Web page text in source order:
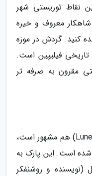
نقاط توریستی شهر
معروف و خیره
کنید. گردش در موزه
فیلیپین است.
مقرون به صرفه تر
پارک ریزال(Rizal) که به نام لونتا(Luneta) هم مشهور است،
شده است. این پارک به
(نویسنده و روشنفکر